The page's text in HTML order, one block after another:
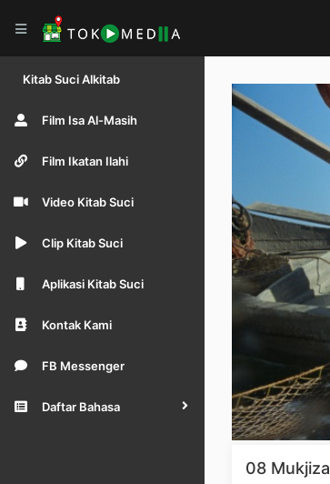
Kitab Suci Alkitab
Film Isa Al-Masih
Film Ikatan Ilahi
Video Kitab Suci
Clip Kitab Suci
Aplikasi Kitab Suci
Kontak Kami
FB Messenger
Daftar Bahasa
08